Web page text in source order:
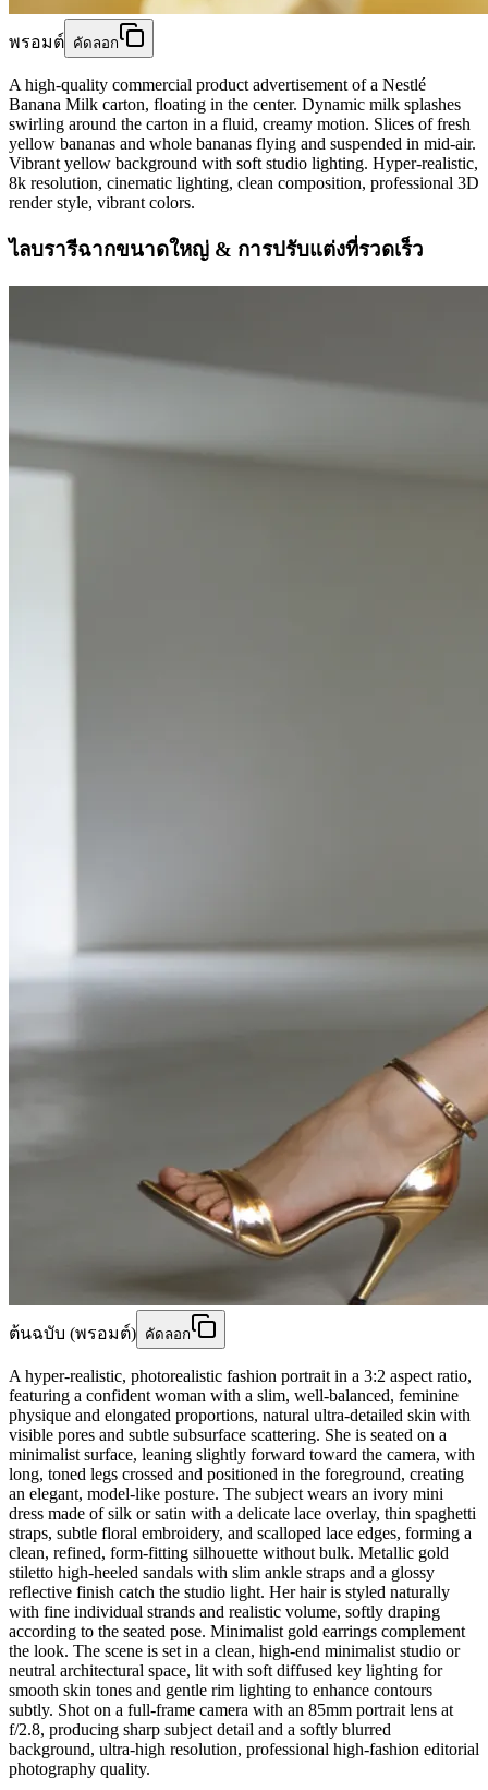
พรอมต์ คัดลอก
A high-quality commercial product advertisement of a Nestlé
Banana Milk carton, floating in the center. Dynamic milk splashes
swirling around the carton in a fluid, creamy motion. Slices of fresh
yellow bananas and whole bananas flying and suspended in mid-air.
Vibrant yellow background with soft studio lighting. Hyper-realistic,
8k resolution, cinematic lighting, clean composition, professional 3D
render style, vibrant colors.
ไลบรารีฉากขนาดใหญ่ & การปรับแต่งที่รวดเร็ว
ต้นฉบับ (พรอมต์) คัดลอก
A hyper-realistic, photorealistic fashion portrait in a 3:2 aspect ratio,
featuring a confident woman with a slim, well-balanced, feminine
physique and elongated proportions, natural ultra-detailed skin with
visible pores and subtle subsurface scattering. She is seated on a
minimalist surface, leaning slightly forward toward the camera, with
long, toned legs crossed and positioned in the foreground, creating
an elegant, model-like posture. The subject wears an ivory mini
dress made of silk or satin with a delicate lace overlay, thin spaghetti
straps, subtle floral embroidery, and scalloped lace edges, forming a
clean, refined, form-fitting silhouette without bulk. Metallic gold
stiletto high-heeled sandals with slim ankle straps and a glossy
reflective finish catch the studio light. Her hair is styled naturally
with fine individual strands and realistic volume, softly draping
according to the seated pose. Minimalist gold earrings complement
the look. The scene is set in a clean, high-end minimalist studio or
neutral architectural space, lit with soft diffused key lighting for
smooth skin tones and gentle rim lighting to enhance contours
subtly. Shot on a full-frame camera with an 85mm portrait lens at
f/2.8, producing sharp subject detail and a softly blurred
background, ultra-high resolution, professional high-fashion editorial
photography quality.